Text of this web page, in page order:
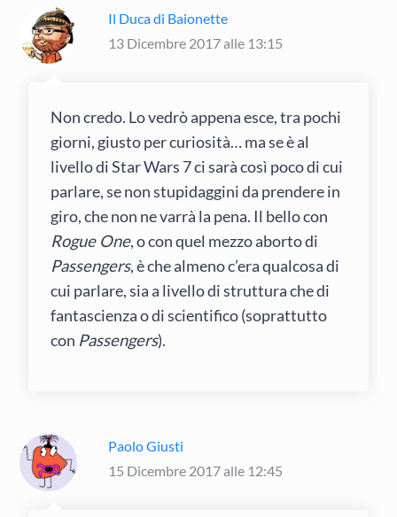
Il Duca di Baionette
13 Dicembre 2017 alle 13:15
Non credo. Lo vedrò appena esce, tra pochi
giorni, giusto per curiosità… ma se è al
livello di Star Wars 7 ci sarà così poco di cui
parlare, se non stupidaggini da prendere in
giro, che non ne varrà la pena. Il bello con
Rogue One, o con quel mezzo aborto di
Passengers, è che almeno c’era qualcosa di
cui parlare, sia a livello di struttura che di
fantascienza o di scientifico (soprattutto
con Passengers).
Paolo Giusti
15 Dicembre 2017 alle 12:45